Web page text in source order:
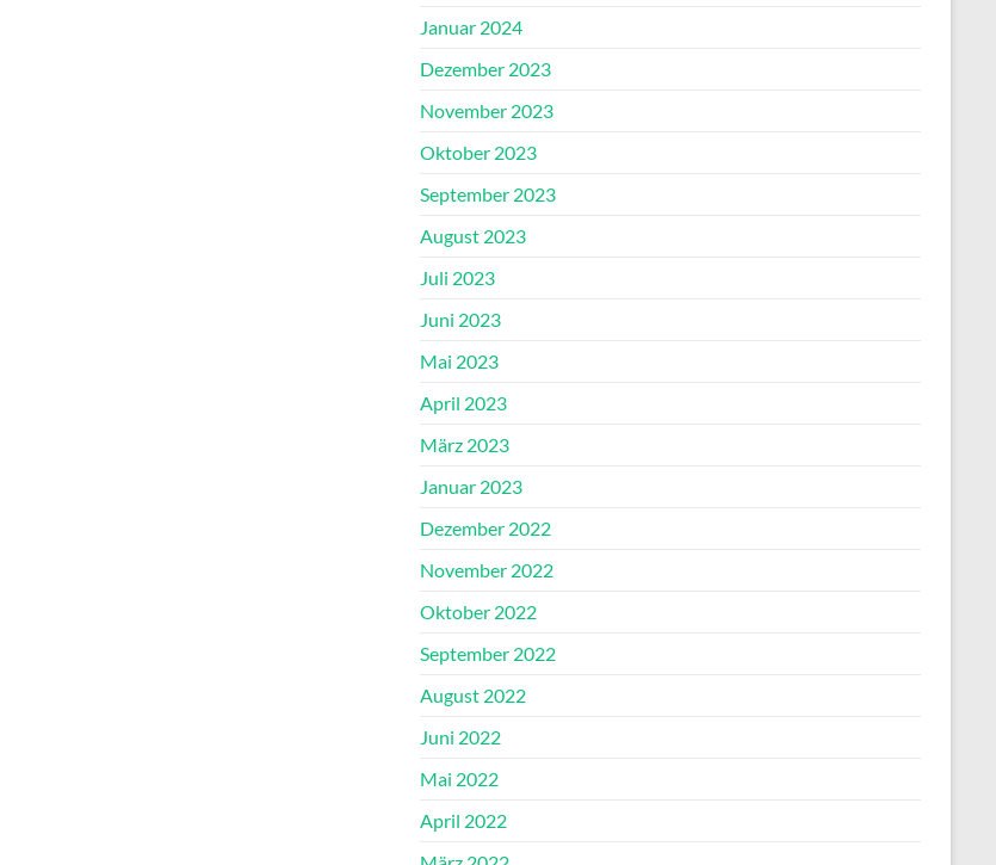
Januar 2024
Dezember 2023
November 2023
Oktober 2023
September 2023
August 2023
Juli 2023
Juni 2023
Mai 2023
April 2023
März 2023
Januar 2023
Dezember 2022
November 2022
Oktober 2022
September 2022
August 2022
Juni 2022
Mai 2022
April 2022